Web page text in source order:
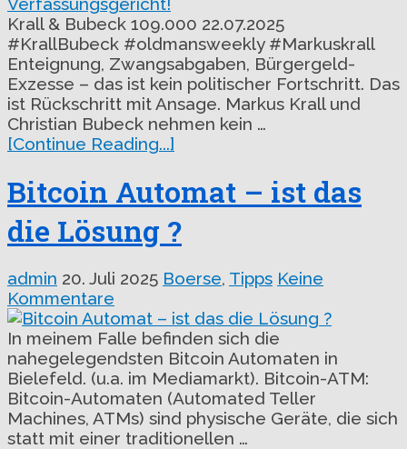
Krall & Bubeck 109.000 22.07.2025
#KrallBubeck #oldmansweekly #Markuskrall
Enteignung, Zwangsabgaben, Bürgergeld-
Exzesse – das ist kein politischer Fortschritt. Das
ist Rückschritt mit Ansage. Markus Krall und
Christian Bubeck nehmen kein …
[Continue Reading...]
Bitcoin Automat – ist das
die Lösung ?
admin 20. Juli 2025 Boerse, Tipps Keine
Kommentare
In meinem Falle befinden sich die
nahegelegendsten Bitcoin Automaten in
Bielefeld. (u.a. im Mediamarkt). Bitcoin-ATM:
Bitcoin-Automaten (Automated Teller
Machines, ATMs) sind physische Geräte, die sich
statt mit einer traditionellen …